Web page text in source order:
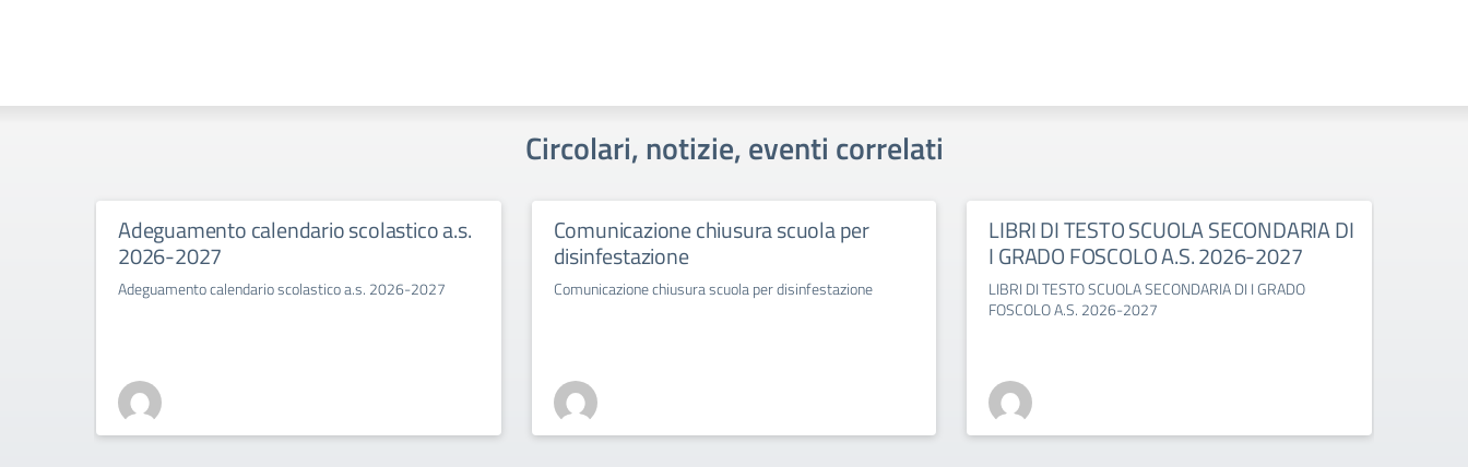
Circolari, notizie, eventi correlati
Adeguamento calendario scolastico a.s.
2026-2027
Adeguamento calendario scolastico a.s. 2026-2027
Comunicazione chiusura scuola per
disinfestazione
Comunicazione chiusura scuola per disinfestazione
LIBRI DI TESTO SCUOLA SECONDARIA DI
I GRADO FOSCOLO A.S. 2026-2027
LIBRI DI TESTO SCUOLA SECONDARIA DI I GRADO
FOSCOLO A.S. 2026-2027